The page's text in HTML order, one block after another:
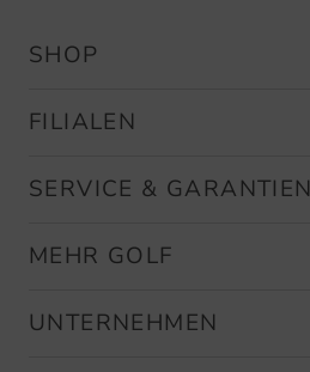
SHOP
FILIALEN
SERVICE & GARANTIEN
MEHR GOLF
UNTERNEHMEN